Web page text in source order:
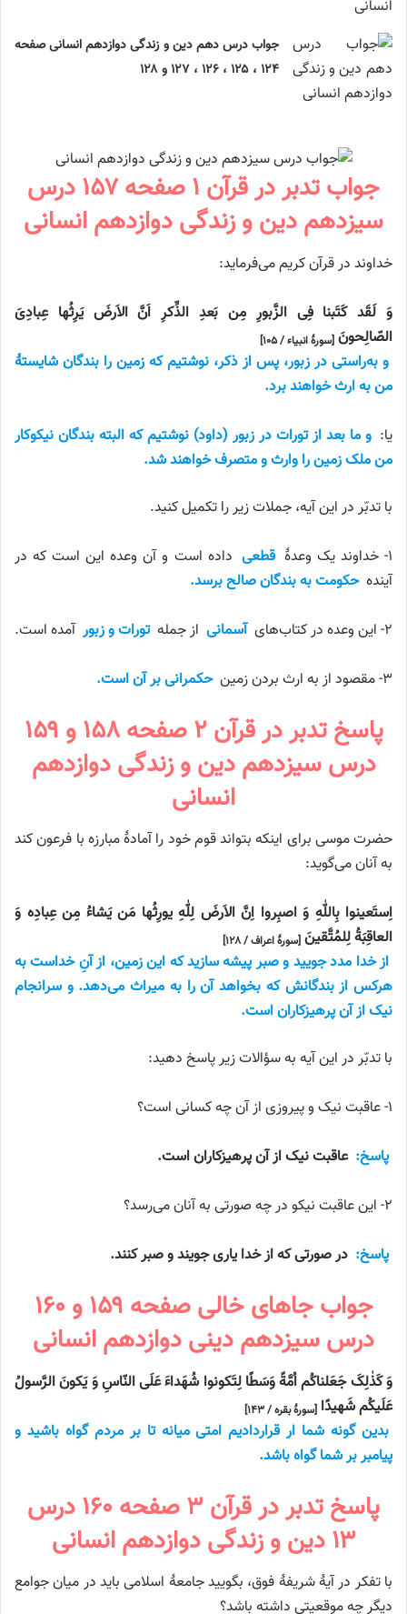
جواب درس دهم دین و زندگی دوازدهم انسانی صفحه
۱۲۴ ، ۱۲۵ ، ۱۲۶ ، ۱۲۷ و ۱۲۸
جواب تدبر در قرآن ۱ صفحه ۱۵۷ درس
سیزدهم دین و زندگی دوازدهم انسانی
خداوند در قرآن کریم می‌فرماید:
وَ لَقَد کَتَبنا فِی الزَّبورِ مِن بَعدِ الذِّکرِ اَنَّ الاَرضَ یَرِثُها عِبادِیَ
الصّالِحونَ [سورهٔ انبیاء / ۱۰۵]
و به‌راستی در زبور، پس از ذکر، نوشتیم که زمین را بندگان شایستهٔ
من به ارث خواهند برد.
یا: و ما بعد از تورات در زبور (داود) نوشتیم که البته بندگان نیکوکار
من ملک زمین را وارث و متصرف خواهند شد.
با تدبّر در این آیه، جملات زیر را تکمیل کنید.
۱- خداوند یک وعدهٔ قطعی داده است و آن وعده این است که در
آینده حکومت به بندگان صالح برسد.
۲- این وعده در کتاب‌های آسمانی از جمله تورات و زبور آمده است.
۳- مقصود از به ارث بردن زمین حکمرانی بر آن است.
پاسخ تدبر در قرآن ۲ صفحه ۱۵۸ و ۱۵۹
درس سیزدهم دین و زندگی دوازدهم
انسانی
حضرت موسی برای اینکه بتواند قوم خود را آمادهٔ مبارزه با فرعون کند
به آنان می‌گوید:
اِستَعینوا بِاللّٰهِ وَ اصبِروا اِنَّ الاَرضَ لِلّٰهِ یورِثُها مَن یَشاءُ مِن عِبادِه وَ
العاقِبَةُ لِلمُتَّقینَ [سورهٔ اعراف / ۱۲۸]
از خدا مدد جویید و صبر پیشه سازید که این زمین، از آنِ خداست به
هرکس از بندگانش که بخواهد آن را به میراث می‌دهد. و سرانجام
نیک از آن پرهیزکاران است.
با تدبّر در این آیه به سؤالات زیر پاسخ دهید:
۱- عاقبت نیک و پیروزی از آن چه کسانی است؟
پاسخ: عاقبت نیک از آن پرهیزکاران است.
۲- این عاقبت نیکو در چه صورتی به آنان می‌رسد؟
پاسخ: در صورتی که از خدا یاری جویند و صبر کنند.
جواب جاهای خالی صفحه ۱۵۹ و ۱۶۰
درس سیزدهم دینی دوازدهم انسانی
وَ کَذٰلِکَ جَعَلناکُم اُمَّةً وَسَطًا لِتَکونوا شُهَداءَ عَلَی النّاسِ وَ یَکونَ الرَّسولُ
عَلَیکُم شَهیدًا [سورهٔ بقره / ۱۴۳]
بدین گونه شما ار قراردادیم امتی میانه تا بر مردم گواه باشید و
پیامبر بر شما گواه باشد.
پاسخ تدبر در قرآن ۳ صفحه ۱۶۰ درس
۱۳ دین و زندگی دوازدهم انسانی
با تفکر در آیهٔ شریفهٔ فوق، بگویید جامعهٔ اسلامی باید در میان جوامع
دیگر چه موقعیتی داشته باشد؟